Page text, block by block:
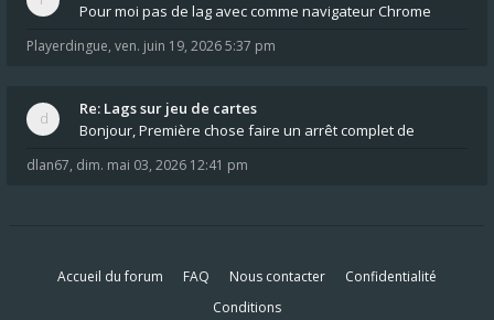
Pour moi pas de lag avec comme navigateur Chrome
Playerdingue, ven. juin 19, 2026 5:37 pm
Re: Lags sur jeu de cartes
Bonjour, Première chose faire un arrêt complet de
dlan67, dim. mai 03, 2026 12:41 pm
Accueil du forum FAQ Nous contacter
Confidentialité
Conditions